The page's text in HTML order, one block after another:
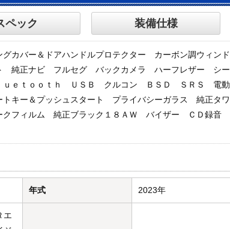
ペック 装備仕様
カバー＆ドアハンドルプロテクター カーボン調ウィンド
純正ナビ フルセグ バックカメラ ハーフレザー シー
ｕｅｔｏｏｔｈ ＵＳＢ クルコン ＢＳＤ ＳＲＳ 電動
キー＆プッシュスタート プライバシーガラス 純正タワ
クフィルム 純正ブラック１８ＡＷ バイザー ＣＤ録音
年式 2023年
エ